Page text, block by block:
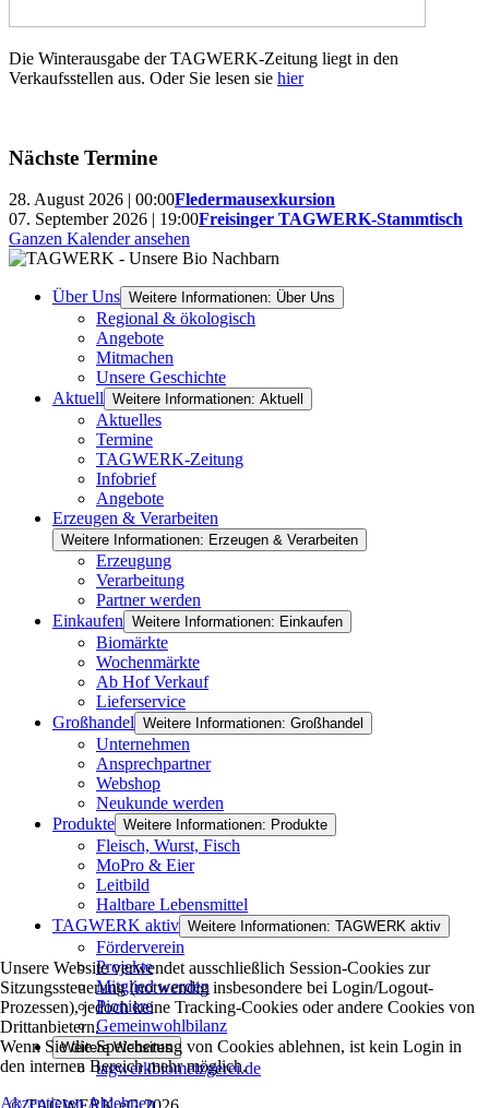
Die Winterausgabe der TAGWERK-Zeitung liegt in den
Verkaufsstellen aus. Oder Sie lesen sie hier
Nächste Termine
28. August 2026 | 00:00Fledermausexkursion
07. September 2026 | 19:00Freisinger TAGWERK-Stammtisch
Ganzen Kalender ansehen
Über Uns Weitere Informationen: Über Uns
Regional & ökologisch
Angebote
Mitmachen
Unsere Geschichte
Aktuell Weitere Informationen: Aktuell
Aktuelles
Termine
TAGWERK-Zeitung
Infobrief
Angebote
Erzeugen & Verarbeiten
Weitere Informationen: Erzeugen & Verarbeiten
Erzeugung
Verarbeitung
Partner werden
Einkaufen Weitere Informationen: Einkaufen
Biomärkte
Wochenmärkte
Ab Hof Verkauf
Lieferservice
Großhandel Weitere Informationen: Großhandel
Unternehmen
Ansprechpartner
Webshop
Neukunde werden
Produkte Weitere Informationen: Produkte
Fleisch, Wurst, Fisch
MoPro & Eier
Leitbild
Haltbare Lebensmittel
TAGWERK aktiv Weitere Informationen: TAGWERK aktiv
Förderverein
Projekte
Mitglied werden
Pioniere
Gemeinwohlbilanz
Weitere Websites
tagwerkbiometzgerei.de
Unsere Website verwendet ausschließlich Session-Cookies zur
Sitzungssteuerung (notwendig insbesondere bei Login/Logout-
Prozessen), jedoch keine Tracking-Cookies oder andere Cookies von
Drittanbietern.
Wenn Sie die Speicherung von Cookies ablehnen, ist kein Login in
den internen Bereich mehr möglich.
AkzeptierenAblehnen